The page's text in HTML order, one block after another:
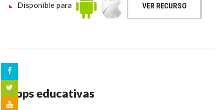
Disponible para VER RECURSO
Apps educativas